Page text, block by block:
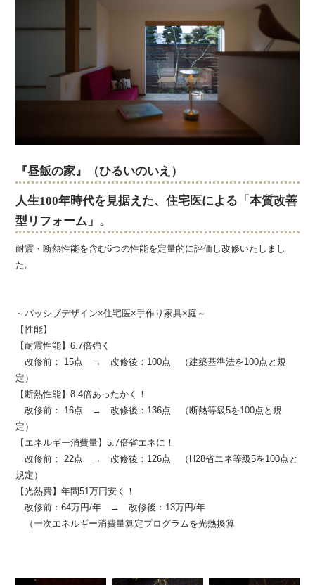
『昼飯の家』（ひるいのいえ）
人生100年時代を見据えた、住宅医による「本質改善
型リフォーム」。
耐震・断熱性能を含む6つの性能を定量的に評価し改修いたしまし
た。
～パッシブデザイン×住宅医×手作り家具×庭～
【性能】
【耐震性能】6.7倍強く
改修前： 15点 → 改修後：100点 （建築基準法を100点と規
定）
【断熱性能】8.4倍あったかく！
改修前： 16点 → 改修後：136点 （断熱等級5を100点と規
定）
【エネルギー消費量】5.7倍省エネに！
改修前： 22点 → 改修後：126点 （H28省エネ等級5を100点と
規定）
【光熱費】年間51万円安く！
改修前：64万円/年 → 改修後：13万円/年
（一次エネルギー消費量算定プログラムを光熱換算